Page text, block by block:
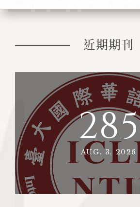
近期期刊
285
AUG. 3. 2026